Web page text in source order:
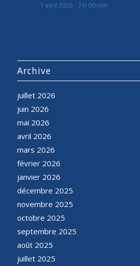
1 avril 2026 - 7 h 00 min
Archive
juillet 2026
juin 2026
mai 2026
avril 2026
mars 2026
février 2026
janvier 2026
décembre 2025
novembre 2025
octobre 2025
septembre 2025
août 2025
juillet 2025